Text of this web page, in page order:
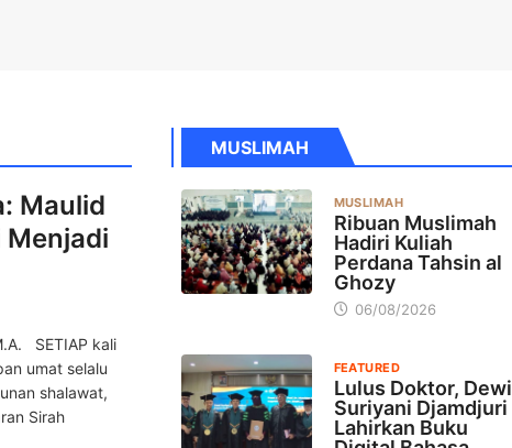
Maulid
Menjadi
SETIAP kali
umat selalu
shalawat,
Sirah
MUSLIMAH
MUSLIMAH
Ribuan Muslimah
Hadiri Kuliah
Perdana Tahsin al
Ghozy
06/08/2026
FEATURED
Lulus Doktor, Dewi
Suriyani Djamdjuri
Lahirkan Buku